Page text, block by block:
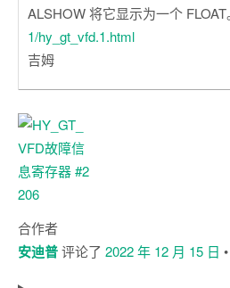
ALSHOW 将它显示为一个 FLOAT。
1/hy_gt_vfd.1.html
吉姆
合作者
安迪普评论了 2022 年 12 月 15 日 •